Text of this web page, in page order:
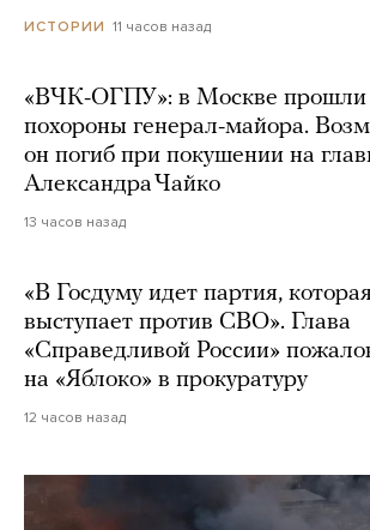
ИСТОРИИ 11 часов назад
«ВЧК-ОГПУ»: в Москве прошли
похороны генерал-майора.
он погиб при покушении на
Александра Чайко
13 часов назад
«В Госдуму идет партия,
выступает против СВО». Глава
«Справедливой России»
на «Яблоко» в прокуратуру
12 часов назад